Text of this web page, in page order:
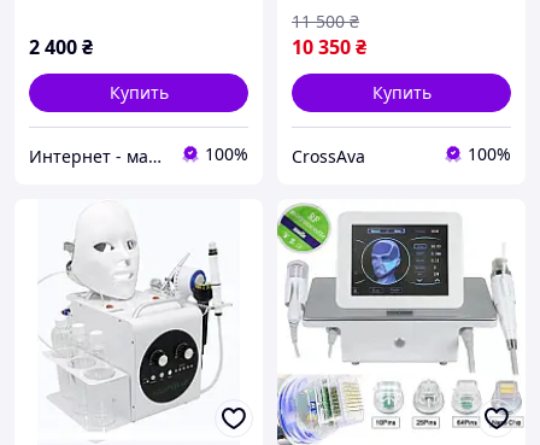
2 400₴
Купить
Интернет - магазин "SUPER LADY" Косметологические аппараты и средства омоложения 100%
10 350₴
11 500 ₴
Купить
CrossAva 100%